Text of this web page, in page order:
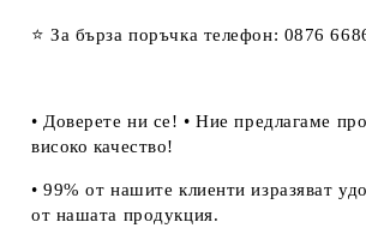
⭐ За бърза поръчка телефон: 0876
• Доверете ни се! • Ние предлагаме
високо качество!
• 99% от нашите клиенти изразяват
от нашата продукция.